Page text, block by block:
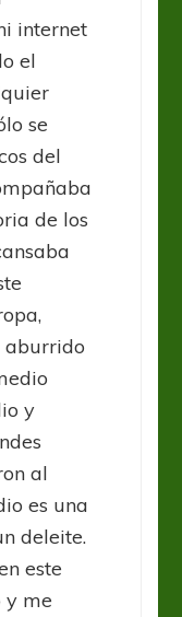
internet
el
se
del
de los
aburrido
y
al
es una
deleite.
este
y me